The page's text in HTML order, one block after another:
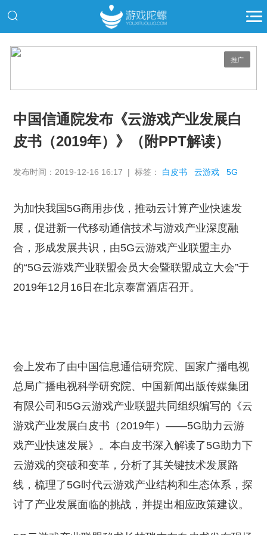
推广
中国信通院发布《云游戏产业发展白
皮书（2019年）》（附PPT解读）
发布时间：2019-12-16 16:17 | 标签： 白皮书 云游戏 5G
为加快我国5G商用步伐，推动云计算产业快速发
展，促进新一代移动通信技术与游戏产业深度融
合，形成发展共识，由5G云游戏产业联盟主办
的“5G云游戏产业联盟会员大会暨联盟成立大会”于
2019年12月16日在北京泰富酒店召开。
会上发布了由中国信息通信研究院、国家广播电视
总局广播电视科学研究院、中国新闻出版传媒集团
有限公司和5G云游戏产业联盟共同组织编写的《云
游戏产业发展白皮书（2019年）——5G助力云游
戏产业快速发展》。本白皮书深入解读了5G助力下
云游戏的突破和变革，分析了其关键技术发展路
线，梳理了5G时代云游戏产业结构和生态体系，探
讨了产业发展面临的挑战，并提出相应政策建议。